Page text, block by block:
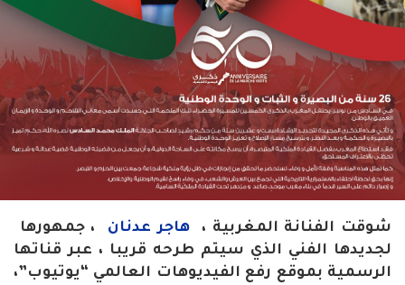
شوقت الفنانة المغربية ، هاجر عدنان ، جمهورها
لجديدها الفني الذي سيتم طرحه قريبا ، عبر قناتها
الرسمية بموقع رفع الفيديوهات العالمي “يوتيوب”،